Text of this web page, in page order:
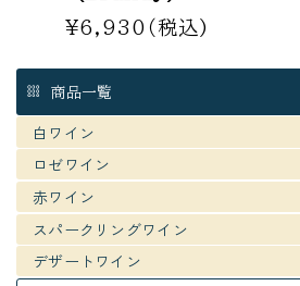
¥6,930（税込)
商品一覧
白ワイン
ロゼワイン
赤ワイン
スパークリングワイン
デザートワイン